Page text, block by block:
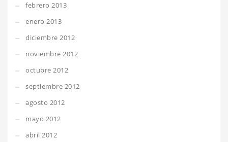
febrero 2013
enero 2013
diciembre 2012
noviembre 2012
octubre 2012
septiembre 2012
agosto 2012
mayo 2012
abril 2012